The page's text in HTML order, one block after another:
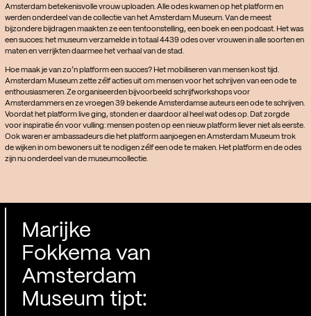
Amsterdam betekenisvolle vrouw uploaden. Alle odes kwamen op het platform en
werden onderdeel van de collectie van het Amsterdam Museum. Van de meest
bijzondere bijdragen maakten ze een tentoonstelling, een boek en een podcast. Het was
een succes: het museum verzamelde in totaal 4439 odes over vrouwen in alle soorten en
maten en verrijkten daarmee het verhaal van de stad.
Hoe maak je van zo’n platform een succes? Het mobiliseren van mensen kost tijd.
Amsterdam Museum zette zélf acties uit om mensen voor het schrijven van een ode te
enthousiasmeren. Ze organiseerden bijvoorbeeld schrijfworkshops voor
Amsterdammers en ze vroegen 39 bekende Amsterdamse auteurs een ode te schrijven.
Voordat het platform live ging, stonden er daardoor al heel wat odes op. Dat zorgde
voor inspiratie én voor vulling: mensen posten op een nieuw platform liever niet als eerste.
Ook waren er ambassadeurs die het platform aanjoegen en Amsterdam Museum trok
de wijken in om bewoners uit te nodigen zélf een ode te maken. Het platform en de odes
zijn nu onderdeel van de museumcollectie.
Marijke
Fokkema van
Amsterdam
Museum tipt: